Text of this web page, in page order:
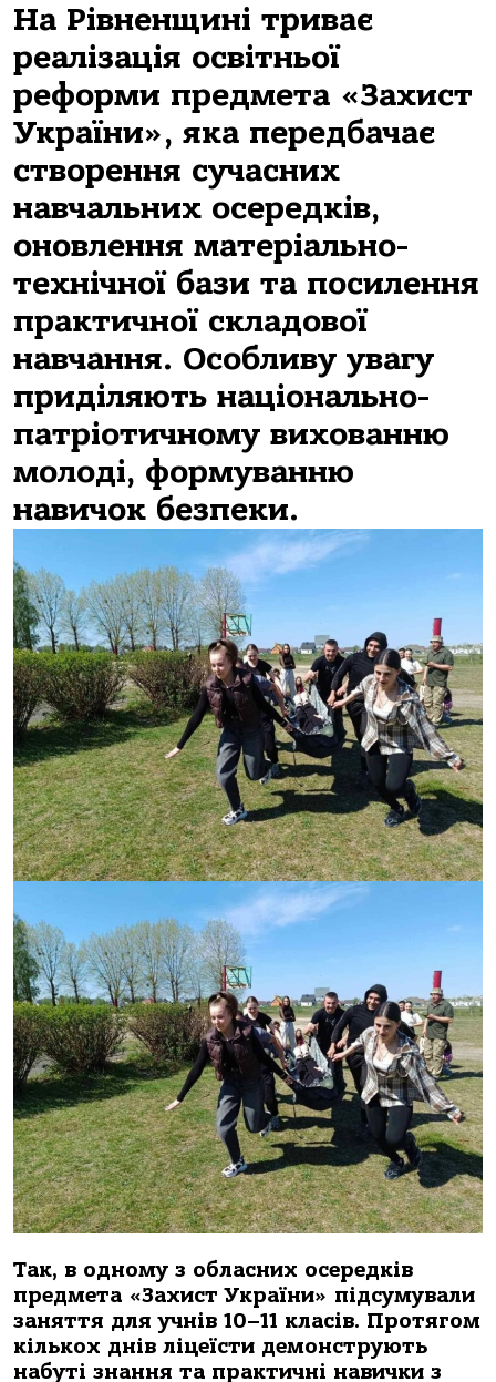
На Рівненщині триває
реалізація освітньої
реформи предмета «Захист
України», яка передбачає
створення сучасних
навчальних осередків,
оновлення матеріально-
технічної бази та посилення
практичної складової
навчання. Особливу увагу
приділяють національно-
патріотичному вихованню
молоді, формуванню
навичок безпеки.
Так, в одному з обласних осередків
предмета «Захист України» підсумували
заняття для учнів 10–11 класів. Протягом
кількох днів ліцеїсти демонструють
набуті знання та практичні навички з